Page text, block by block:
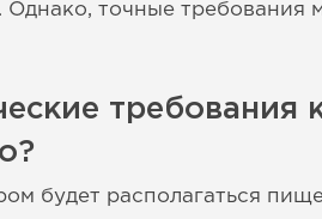
Однако, точные требования
будет располагаться